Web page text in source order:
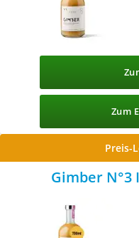
Zum
Preis-
Gimber